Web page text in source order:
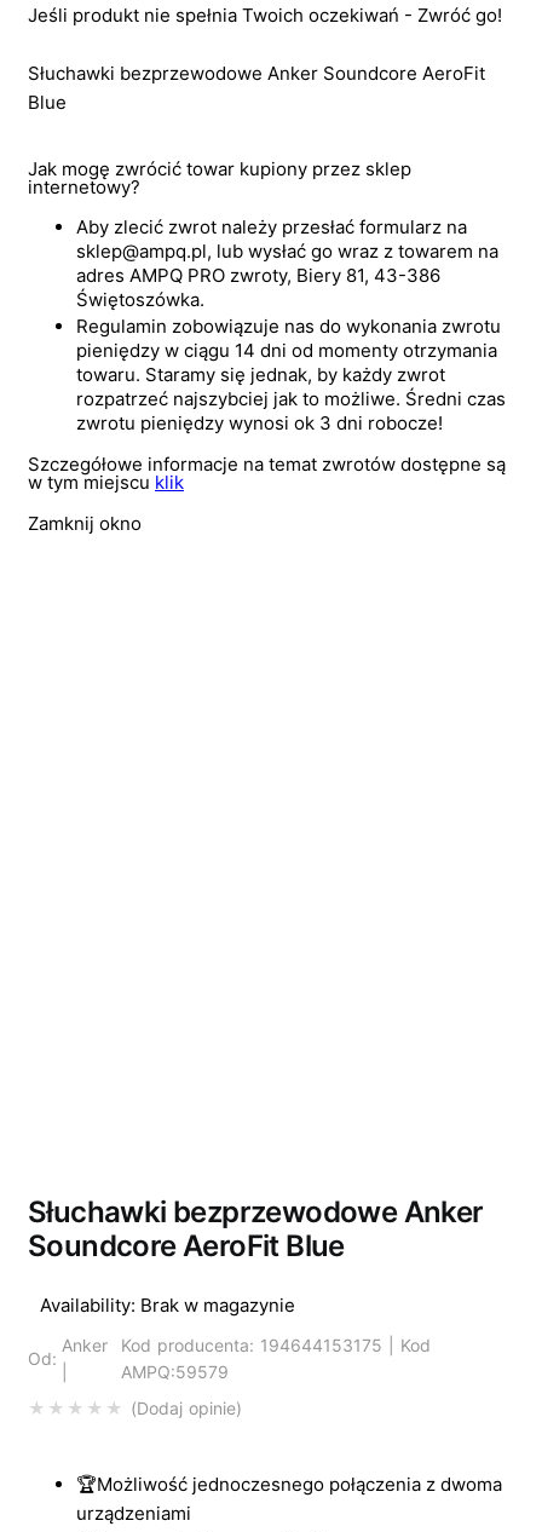
Jeśli produkt nie spełnia Twoich oczekiwań - Zwróć go!
Słuchawki bezprzewodowe Anker Soundcore AeroFit
Blue
Jak mogę zwrócić towar kupiony przez sklep
internetowy?
Aby zlecić zwrot należy przesłać formularz na
sklep@ampq.pl, lub wysłać go wraz z towarem na
adres AMPQ PRO zwroty, Biery 81, 43-386
Świętoszówka.
Regulamin zobowiązuje nas do wykonania zwrotu
pieniędzy w ciągu 14 dni od momenty otrzymania
towaru. Staramy się jednak, by każdy zwrot
rozpatrzeć najszybciej jak to możliwe. Średni czas
zwrotu pieniędzy wynosi ok 3 dni robocze!
Szczegółowe informacje na temat zwrotów dostępne są
w tym miejscu klik
Zamknij okno
Słuchawki bezprzewodowe Anker
Soundcore AeroFit Blue
Dodaj opinie
Availability: Brak w magazynie
Od:
Anker
Kod producenta: 194644153175 | Kod
AMPQ:59579
🏆Możliwość jednoczesnego połączenia z dwoma
urządzeniami